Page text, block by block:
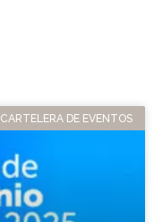
CARTELERA DE EVENTOS